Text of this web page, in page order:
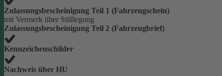
Zulassungsbescheinigung Teil 1 (Fahrzeugschein)
mit Vermerk über Stilllegung
Zulassungsbescheinigung Teil 2 (Fahrzeugbrief)
Kennzeichenschilder
Nachweis über HU